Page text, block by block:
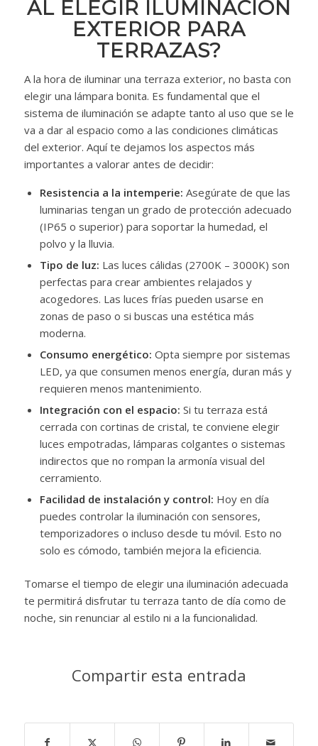
AL ELEGIR ILUMINACIÓN
EXTERIOR PARA
TERRAZAS?
A la hora de iluminar una terraza exterior, no basta con
elegir una lámpara bonita. Es fundamental que el
sistema de iluminación se adapte tanto al uso que se le
va a dar al espacio como a las condiciones climáticas
del exterior. Aquí te dejamos los aspectos más
importantes a valorar antes de decidir:
Resistencia a la intemperie: Asegúrate de que las
luminarias tengan un grado de protección adecuado
(IP65 o superior) para soportar la humedad, el
polvo y la lluvia.
Tipo de luz: Las luces cálidas (2700K – 3000K) son
perfectas para crear ambientes relajados y
acogedores. Las luces frías pueden usarse en
zonas de paso o si buscas una estética más
moderna.
Consumo energético: Opta siempre por sistemas
LED, ya que consumen menos energía, duran más y
requieren menos mantenimiento.
Integración con el espacio: Si tu terraza está
cerrada con cortinas de cristal, te conviene elegir
luces empotradas, lámparas colgantes o sistemas
indirectos que no rompan la armonía visual del
cerramiento.
Facilidad de instalación y control: Hoy en día
puedes controlar la iluminación con sensores,
temporizadores o incluso desde tu móvil. Esto no
solo es cómodo, también mejora la eficiencia.
Tomarse el tiempo de elegir una iluminación adecuada
te permitirá disfrutar tu terraza tanto de día como de
noche, sin renunciar al estilo ni a la funcionalidad.
Compartir esta entrada